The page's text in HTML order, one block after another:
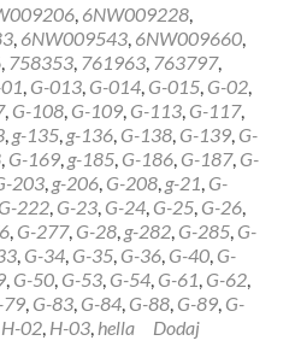
about
REGENERACJA
STEROWNIK
HELLA
GARRETT
6NW009228
Słupsk
, 6NW009228,
, 6NW009543, 6NW009660,
, 758353, 761963, 763797,
, G-013, G-014, G-015, G-02,
, G-108, G-109, G-113, G-117,
, g-135, g-136, G-138, G-139, G-
, G-169, g-185, G-186, G-187, G-
203, g-206, G-208, g-21, G-
G-222, G-23, G-24, G-25, G-26,
, G-277, G-28, g-282, G-285, G-
, G-34, G-35, G-36, G-40, G-
, G-50, G-53, G-54, G-61, G-62,
79, G-83, G-84, G-88, G-89, G-
H-02, H-03, hella
Dodaj